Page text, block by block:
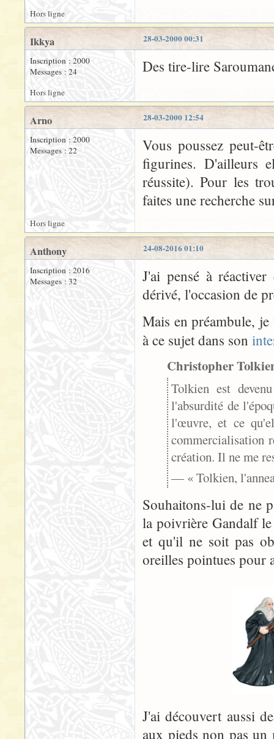
Hors ligne
28-03-2000 00:31
Ikkya
Inscription : 2000
Messages : 24
Des tire-lire
Hors ligne
28-03-2000 12:54
Arno
Inscription : 2000
Messages : 22
Vous poussez peut-
figurines. D'ailleurs
réussite). Pour les
faites une recherche
Hors ligne
24-08-2016 01:10
Anthony
Inscription : 2016
Messages : 32
J'ai pensé à
dérivé, l'occasion de
Mais en préambule,
à ce sujet dans son
Christopher
Tolkien est
l'absurdité de
l'œuvre, et ce
commercialisation
création. Il ne me
— « Tolkien,
Souhaitons-lui de ne
la poivrière Gandalf
et qu'il ne soit pas
oreilles pointues pour
J'ai découvert aussi
aux pieds non pas